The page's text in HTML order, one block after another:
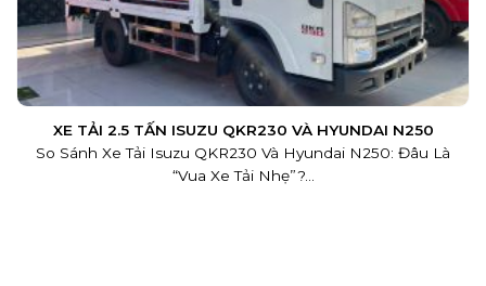
XE TẢI 2.5 TẤN ISUZU QKR230 VÀ HYUNDAI N250
So Sánh Xe Tải Isuzu QKR230 Và Hyundai N250: Đâu Là
“Vua Xe Tải Nhẹ”?...